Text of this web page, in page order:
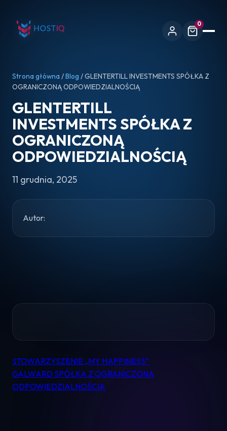
0
Pomoc
Kontakt
Strona główna /Blog / GLENTERTILL INVESTMENTS SPÓŁKA Z
OGRANICZONĄ ODPOWIEDZIALNOŚCIĄ
GLENTERTILL
INVESTMENTS SPÓŁKA Z
OGRANICZONĄ
ODPOWIEDZIALNOŚCIĄ
11 grudnia, 2025
Autor:
Nawigacja
wpisu
STOWARZYSZENIE „MY HAPPINESS”
GALWARD SPÓŁKA Z OGRANICZONĄ
ODPOWIEDZIALNOŚCIĄ